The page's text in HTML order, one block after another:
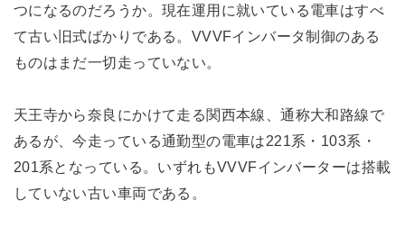
つになるのだろうか。現在運用に就いている電車はすべ
て古い旧式ばかりである。VVVFインバータ制御のある
ものはまだ一切走っていない。
天王寺から奈良にかけて走る関西本線、通称大和路線で
あるが、今走っている通勤型の電車は221系・103系・
201系となっている。いずれもVVVFインバーターは搭載
していない古い車両である。